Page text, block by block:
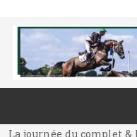
La journée du complet &
indoor reviennent le 23
La journée du complet &